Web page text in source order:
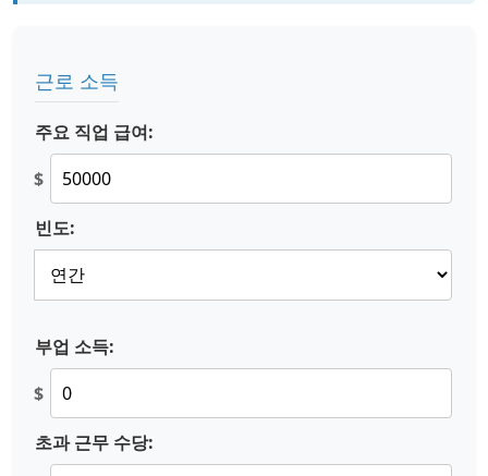
근로 소득
주요 직업 급여:
$
빈도:
부업 소득:
$
초과 근무 수당: